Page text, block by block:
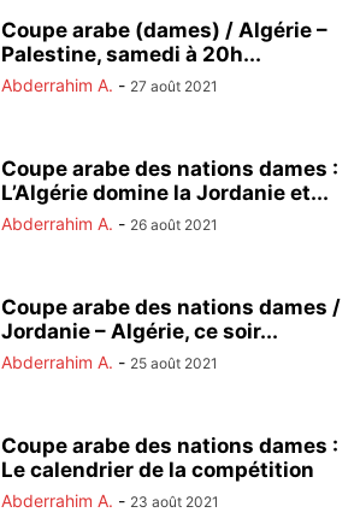
Coupe arabe (dames) / Algérie –
Palestine, samedi à 20h...
Abderrahim A. - 27 août 2021
Coupe arabe des nations dames :
L’Algérie domine la Jordanie et...
Abderrahim A. - 26 août 2021
Coupe arabe des nations dames /
Jordanie – Algérie, ce soir...
Abderrahim A. - 25 août 2021
Coupe arabe des nations dames :
Le calendrier de la compétition
Abderrahim A. - 23 août 2021